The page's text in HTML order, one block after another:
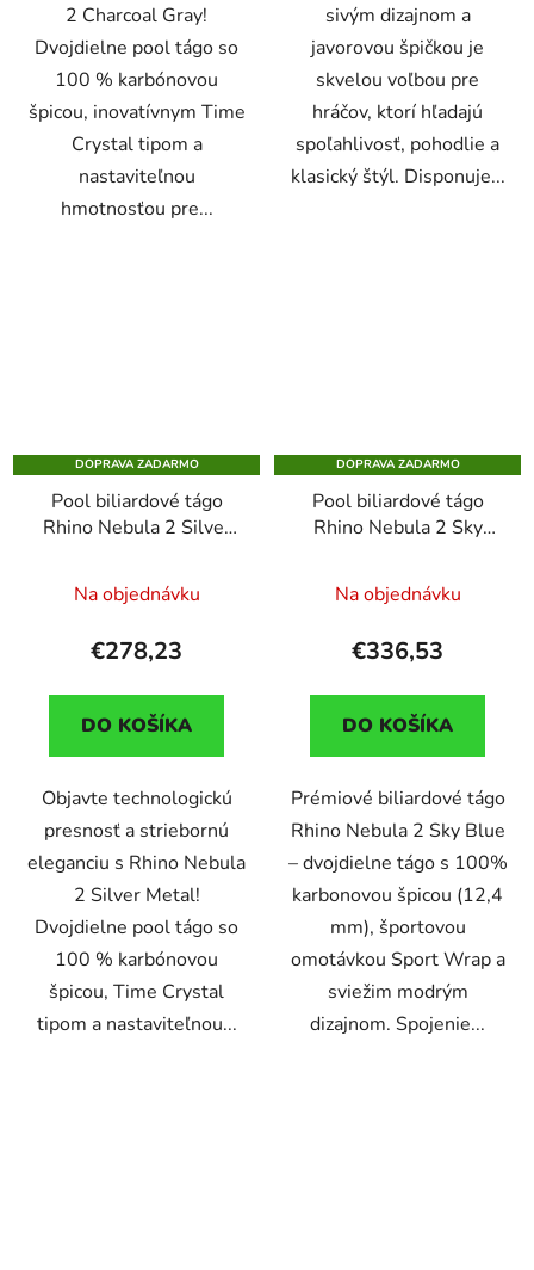
2 Charcoal Gray!
Dvojdielne pool tágo so
100 % karbónovou
špicou, inovatívnym Time
Crystal tipom a
nastaviteľnou
hmotnosťou pre...
sivým dizajnom a
javorovou špičkou je
skvelou voľbou pre
hráčov, ktorí hľadajú
spoľahlivosť, pohodlie a
klasický štýl. Disponuje...
DOPRAVA ZADARMO
Pool biliardové tágo
Rhino Nebula 2 Silver
karbónovou špicou
Na objednávku
€278,23
DO KOŠÍKA
Objavte technologickú
presnosť a striebornú
eleganciu s Rhino Nebula
2 Silver Metal!
Dvojdielne pool tágo so
100 % karbónovou
špicou, Time Crystal
tipom a nastaviteľnou...
DOPRAVA ZADARMO
Pool biliardové tágo
Rhino Nebula 2 Sky
12,4mm Sport Wrap
Na objednávku
€336,53
DO KOŠÍKA
Prémiové biliardové tágo
Rhino Nebula 2 Sky Blue
– dvojdielne tágo s 100%
karbonovou špicou (12,4
mm), športovou
omotávkou Sport Wrap a
sviežim modrým
dizajnom. Spojenie...